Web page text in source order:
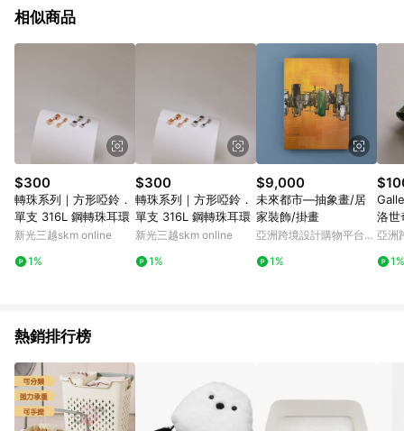
球嚴選、商城、專案商品、「草莓網」全館商品。 4. 如取消訂
實際回饋請依LINE購物通知為主。 6. 訂單如有使用東森購物
ETMall站內之折扣優惠(包含但不限於東森幣、樂透金、東森現金
券等)，不具點數回饋資格。詳細請依東森購物ETMall之結帳頁面
顯示為準。 7. LINE購物設有「單一商品最高回饋點數」機制(特
殊活動時開放「回饋無上限」)，以同一訂單中同一商品不論件數
計算，並依訂單成立時間當下LINE購物所設定的回饋機制為準。
8. LINE購物為購物資訊整合性平台，商品資料更新會有時間差，
如顯示之商品規格、顏色、價位、贈品與東森購物ETMall銷售網
頁不符，以銷售網頁標示為準。 9. 若有贈點爭議，請務必於訂單
日期+180天以內至LINE購物客服洽詢；若超過180天(含)以上進
行申訴，恕無法贈點回饋。 10. 部分點數紅包僅限指定商品使
用，或不適用於無回饋商品。各點數紅包之適用商品與使用條件
相似商品
$300
轉珠系列｜方形啞鈴．
單支 316L 鋼轉珠耳環
新光三越skm online
1%
$300
轉珠系列｜方形啞鈴．
單支 316L 鋼轉珠耳環
新光三越skm online
1%
$9,000
未來都市—抽象畫/居
家裝飾/掛畫
亞洲跨境設計購物平台
1%
洛世
亞洲
1%
熱銷排行榜